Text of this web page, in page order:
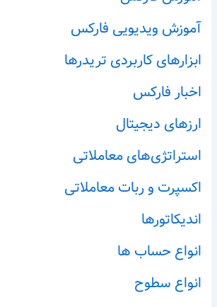
آموزش ویدیویی فارکس
ابزارهای کاربردی تریدرها
اخبار فارکس
ارزهای دیجیتال
استراتژی‌های معاملاتی
اکسپرت و ربات معاملاتی
اندیکاتورها
انواع حساب ها
انواع سطوح